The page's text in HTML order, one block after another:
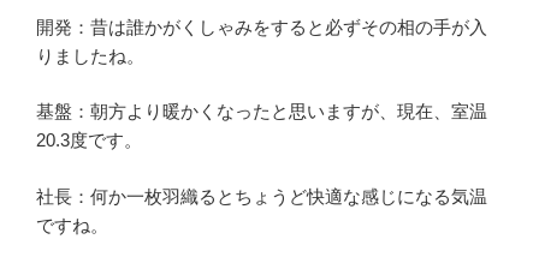
開発：昔は誰かがくしゃみをすると必ずその相の手が入
りましたね。
基盤：朝方より暖かくなったと思いますが、現在、室温
20.3度です。
社長：何か一枚羽織るとちょうど快適な感じになる気温
ですね。